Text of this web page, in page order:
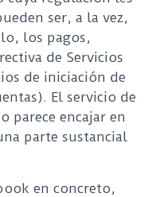
ser, a la vez,
los pagos,
de Servicios
de iniciación de
El servicio de
parece encajar en
parte sustancial
en concreto,